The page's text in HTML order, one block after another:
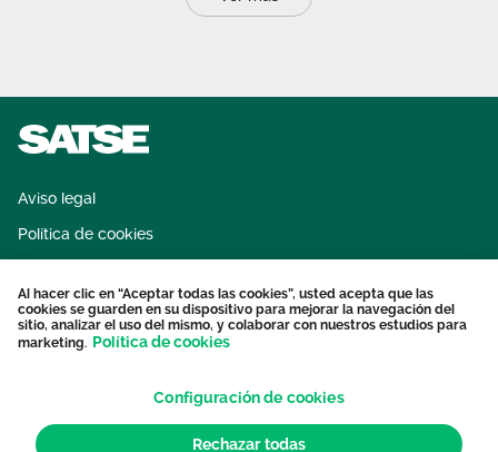
Aviso legal
Política de cookies
Protección datos personales
Contacto
Al hacer clic en “Aceptar todas las cookies”, usted acepta que las
cookies se guarden en su dispositivo para mejorar la navegación del
sitio, analizar el uso del mismo, y colaborar con nuestros estudios para
marketing. Política de cookies
Configuración de cookies
Rechazar todas